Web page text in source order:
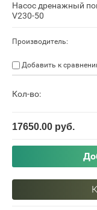
Насос дренажный
V230-50
Производитель:
Добавить к
Кол-во:
17650.00 руб.